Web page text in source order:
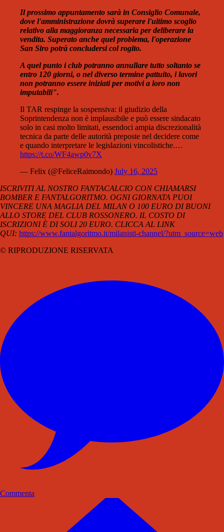
Il prossimo appuntamento sarà in Consiglio Comunale,
dove l'amministrazione dovrà superare l'ultimo scoglio
relativo alla maggioranza necessaria per deliberare la
vendita. Superato anche quel problema, l'operazione
San Siro potrà concludersi col rogito.
A quel punto i club potranno annullare tutto soltanto se
entro 120 giorni, o nel diverso termine pattuito, i lavori
non potranno essere iniziati per motivi a loro non
imputabili".
Il TAR respinge la sospensiva: il giudizio della
Soprintendenza non è implausibile e può essere sindacato
solo in casi molto limitati, essendoci ampia discrezionalità
tecnica da parte delle autorità preposte nel decidere come
e quando interpretare le legislazioni vincolistiche.…
https://t.co/WF4awp0v7X
— Felix (@FeliceRaimondo) July 16, 2025
ISCRIVITI AL NOSTRO FANTACALCIO CON CHIAMARSI
BOMBER E FANTALGORITMO. OGNI GIORNATA PUOI
VINCERE UNA MAGLIA DEL MILAN O 100 EURO DI BUONI
ALLO STORE DEL CLUB ROSSONERO. IL COSTO DI
ISCRIZIONI È DI SOLI 20 EURO. CLICCA AL LINK
QUI: https://www.fantalgoritmo.it/milanisti-channel/?utm_source=web
© RIPRODUZIONE RISERVATA
Commenta